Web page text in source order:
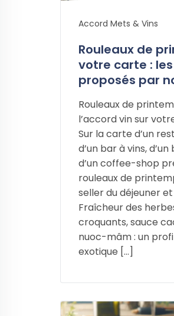
Accord Mets & Vins
Rouleaux de
votre carte :
proposés par
Rouleaux de
l’accord vin sur
Sur la carte d’un
d’un bar à vins,
d’un coffee-shop
rouleaux de
seller du déjeuner
Fraîcheur des
croquants, sauce
nuoc-mâm : un
exotique […]